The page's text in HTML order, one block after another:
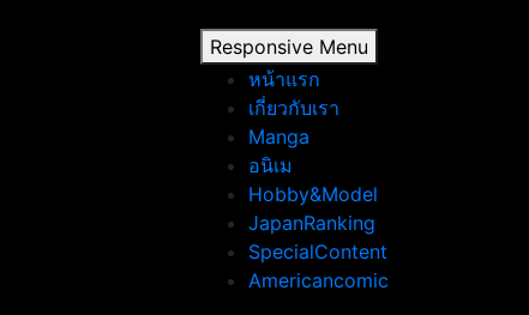
Responsive Menu
หน้าแรก
เกี่ยวกับเรา
Manga
อนิเม
Hobby&Model
JapanRanking
SpecialContent
Americancomic